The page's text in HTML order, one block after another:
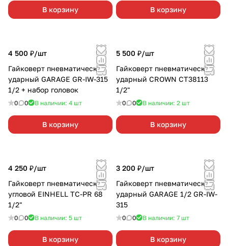
В корзину В корзину
4 500 ₽/шт
Гайковерт пневматический
ударный GARAGE GR-IW-315
1/2 + набор головок
0 0 В наличии: 4 шт
В корзину
5 500 ₽/шт
Гайковерт пневматический
ударный CROWN СТ38113
1/2"
0 0 В наличии: 2 шт
В корзину
4 250 ₽/шт
Гайковерт пневматический
угловой EINHELL TC-PR 68
1/2"
0 0 В наличии: 5 шт
В корзину
3 200 ₽/шт
Гайковерт пневматический
ударный GARAGE 1/2 GR-IW-
315
0 0 В наличии: 7 шт
В корзину